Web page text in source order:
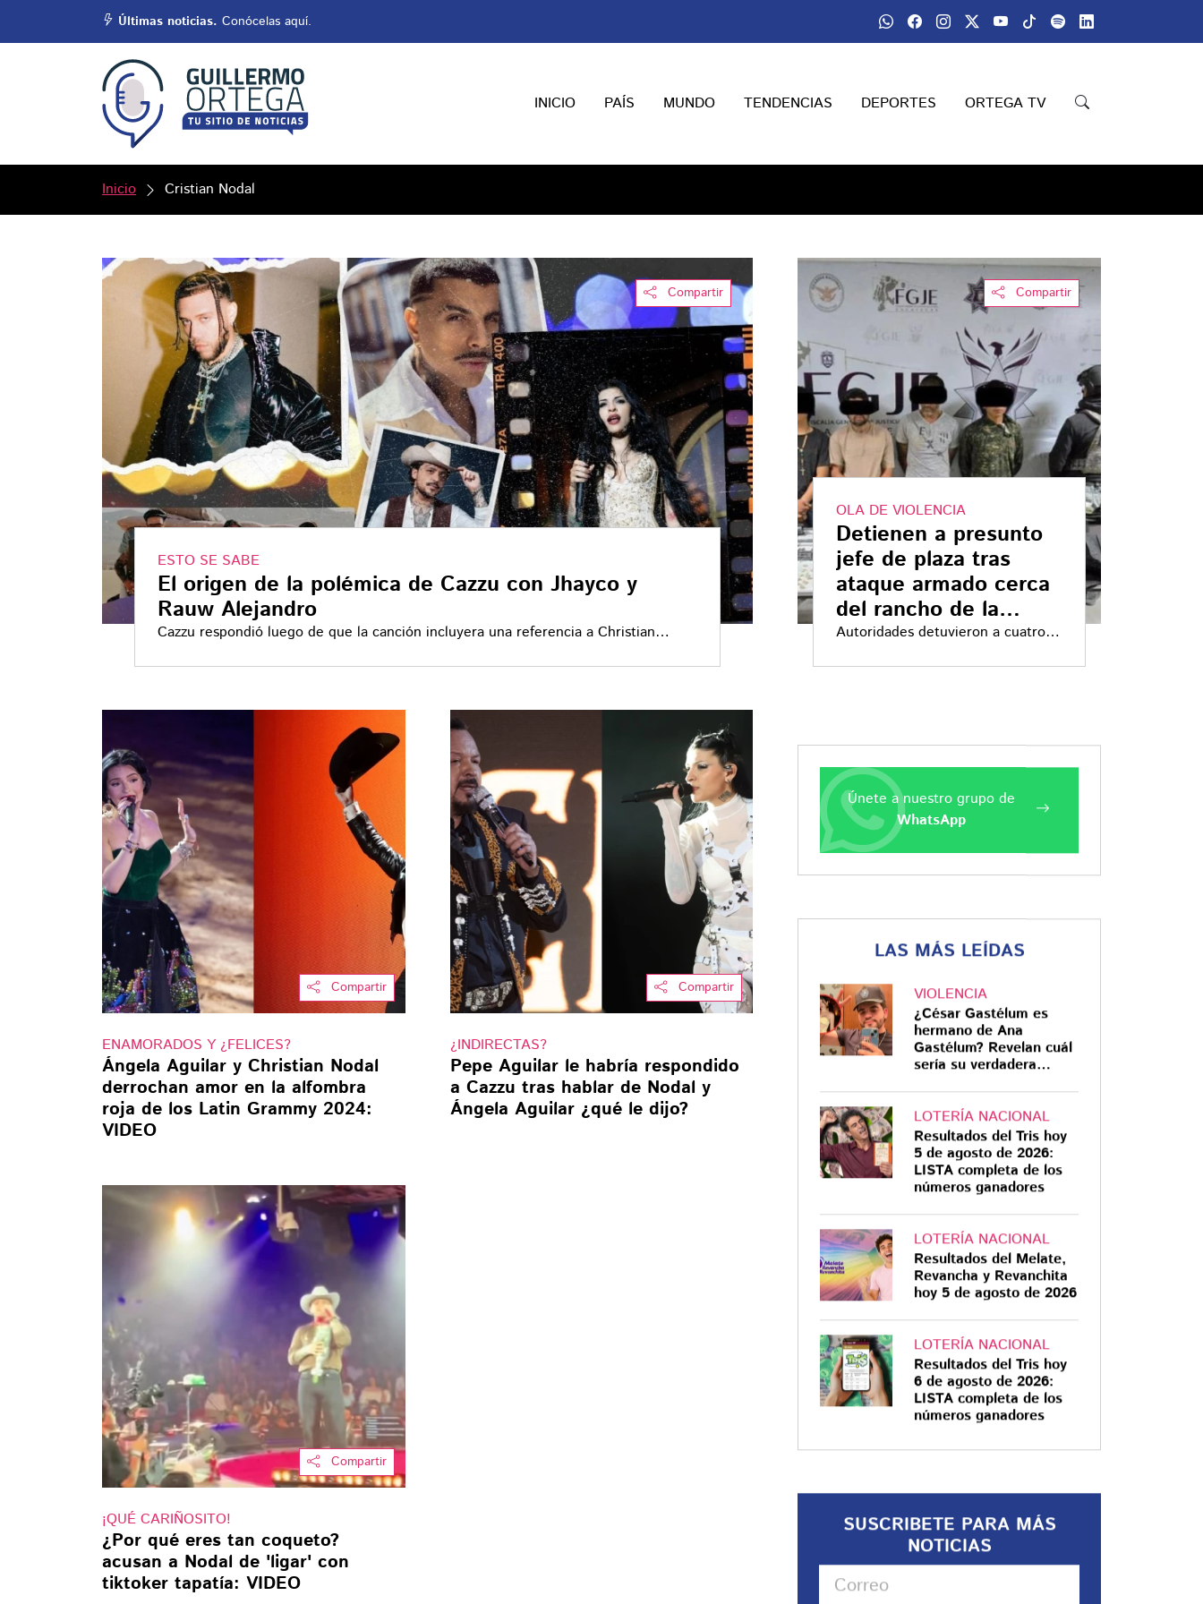
Últimas noticias. Conócelas aquí.
INICIO PAÍS MUNDO TENDENCIAS DEPORTES ORTEGA TV
Inicio Cristian Nodal
Compartir
ESTO SE SABE
El origen de la polémica de Cazzu con Jhayco y
Rauw Alejandro
Cazzu respondió luego de que la canción incluyera una referencia a Christian
Compartir
OLA DE VIOLENCIA
Detienen a presunto
jefe de plaza tras
ataque armado cerca
del rancho de la
familia Aguilar
Autoridades detuvieron a cuatro
Compartir
ENAMORADOS Y ¿FELICES?
Ángela Aguilar y Christian Nodal
derrochan amor en la alfombra
roja de los Latin Grammy 2024:
VIDEO
Compartir
¿INDIRECTAS?
Pepe Aguilar le habría respondido
a Cazzu tras hablar de Nodal y
Ángela Aguilar ¿qué le dijo?
Compartir
¡QUÉ CARIÑOSITO!
¿Por qué eres tan coqueto?
acusan a Nodal de 'ligar' con
tiktoker tapatía: VIDEO
Únete a nuestro grupo de
WhatsApp
LAS MÁS LEÍDAS
VIOLENCIA
¿César Gastélum es
hermano de Ana
Gastélum? Revelan cuál
sería su verdadera
LOTERÍA NACIONAL
Resultados del Tris hoy
5 de agosto de 2026:
LISTA completa de los
números ganadores
LOTERÍA NACIONAL
Resultados del Melate,
Revancha y Revanchita
hoy 5 de agosto de 2026
LOTERÍA NACIONAL
Resultados del Tris hoy
6 de agosto de 2026:
LISTA completa de los
números ganadores
SUSCRIBETE PARA MÁS
NOTICIAS